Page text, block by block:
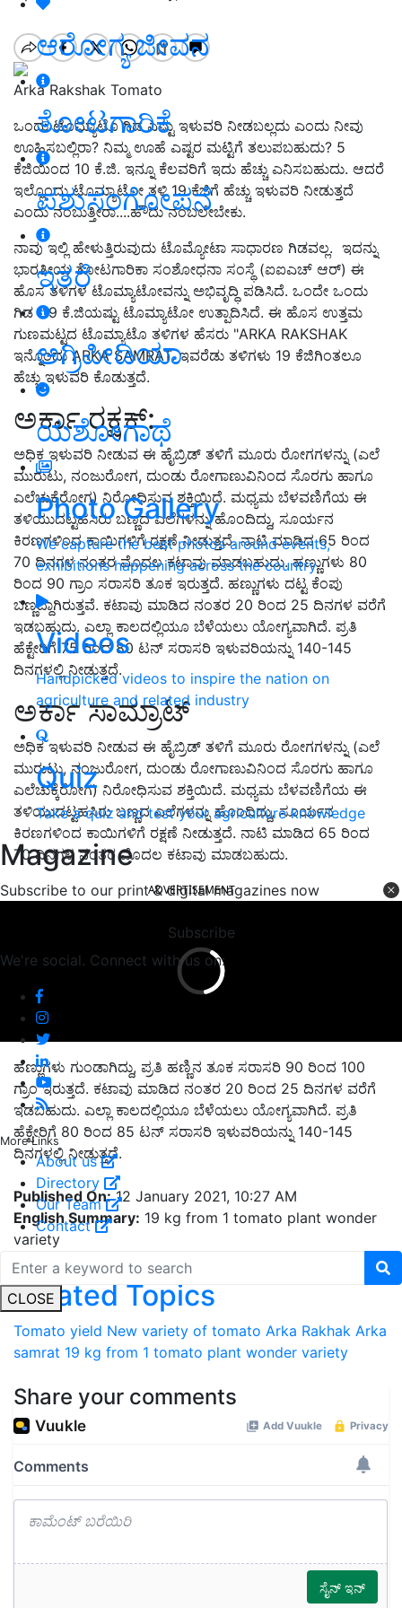
ಆರೋಗ್ಯ ಜೀವನ
ತೋಟಗಾರಿಕೆ
ಪಶುಸಂಗೋಪನೆ
ಇತರೆ
ಅಗ್ರಿಪೀಡಿಯಾ
ಯಶೋಗಾಥೆ
Photo Gallery
We capture the best photos around events,
exhibitions happening across the country
Videos
Handpicked videos to inspire the nation on
agriculture and related industry
Quiz
Take a quiz and test your agriculture knowledge
Magazine
Subscribe to our print & digital magazines now
Subscribe
We're social. Connect with us on:
More Links
About us
Directory
Our Team
Contact
CLOSE
Arka Rakshak Tomato
ಒಂದು ಟೊಮ್ಯಾಟೊ ಗಿಡ ಎಷ್ಟು ಇಳುವರಿ ನೀಡಬಲ್ಲದು ಎಂದು ನೀವು
ಊಹಿಸಬಲ್ಲಿರಾ? ನಿಮ್ಮ ಊಹೆ ಎಷ್ಟರ ಮಟ್ಟಿಗೆ ತಲುಪಬಹುದು? 5
ಕೆಜಿಯಿಂದ 10 ಕೆ.ಜಿ. ಇನ್ನೂ ಕೆಲವರಿಗೆ ಇದು ಹೆಚ್ಚು ಎನಿಸಬಹುದು. ಆದರೆ
ಇಲ್ಲೊಂದು ಟೊಮ್ಯಾಟೋ ತಳಿ 19 ಕೆಜಿಗೆ ಹೆಚ್ಚು ಇಳುವರಿ ನೀಡುತ್ತದೆ
ಎಂದು ನಂಬುತ್ತೀರಾ....ಹೌದು ನಂಬಲೇಬೇಕು.
ನಾವು ಇಲ್ಲಿ ಹೇಳುತ್ತಿರುವುದು ಟೊಮ್ಯೋಟಾ ಸಾಧಾರಣ ಗಿಡವಲ್ಲ. ಇದನ್ನು
ಭಾರತೀಯ ತೋಟಗಾರಿಕಾ ಸಂಶೋಧನಾ ಸಂಸ್ಥೆ (ಐಐಎಚ್ ಆರ್) ಈ
ಹೊಸ ತಳಿಗಳ ಟೊಮ್ಯಾಟೋವನ್ನು ಅಭಿವೃದ್ಧಿ ಪಡಿಸಿದೆ. ಒಂದೇ ಒಂದು
ಗಿಡ 19 ಕೆ.ಜಿಯಷ್ಟು ಟೊಮ್ಯಾಟೋ ಉತ್ಪಾದಿಸಿದೆ. ಈ ಹೊಸ ಉತ್ತಮ
ಗುಣಮಟ್ಟದ ಟೊಮ್ಯಾಟೊ ತಳಿಗಳ ಹೆಸರು "ARKA RAKSHAK
ಇನ್ನೊಂದು ARKA SAMRAT. ಇವರೆಡು ತಳಿಗಳು 19 ಕೆಜಿಗಿಂತಲೂ
ಹೆಚ್ಚು ಇಳುವರಿ ಕೊಡುತ್ತದೆ.
ಅರ್ಕಾ ರಕ್ಷಕ್:
ಅಧಿಕ ಇಳುವರಿ ನೀಡುವ ಈ ಹೈಬ್ರಿಡ್ ತಳಿಗೆ ಮೂರು ರೋಗಗಳನ್ನು (ಎಲೆ
ಮುರುಟು, ನಂಜುರೋಗ, ದುಂಡು ರೋಗಾಣುವಿನಿಂದ ಸೊರಗು ಹಾಗೂ
ಎಲೆಚುಕ್ಕೆರೋಗ) ನಿರೋಧಿಸುವ ಶಕ್ತಿಯಿದೆ. ಮಧ್ಯಮ ಬೆಳವಣಿಗೆಯ ಈ
ತಳಿಯುದಟ್ಟಹಸಿರು ಬಣ್ಣದ ಎಲೆಗಳನ್ನು ಹೊಂದಿದ್ದು, ಸೂರ್ಯನ
ಕಿರಣಗಳಿಂದ ಕಾಯಿಗಳಿಗೆ ರಕ್ಷಣೆ ನೀಡುತ್ತದೆ. ನಾಟಿ ಮಾಡಿದ 65 ರಿಂದ
70 ದಿನಗಳ ನಂತರ ಮೊದಲ ಕಟಾವು ಮಾಡಬಹುದು. ಹಣ್ಣುಗಳು 80
ರಿಂದ 90 ಗ್ರಾಂ ಸರಾಸರಿ ತೂಕ ಇರುತ್ತದೆ. ಹಣ್ಣುಗಳು ದಟ್ಟ ಕೆಂಪು
ಬಣ್ಣದ್ದಾಗಿರುತ್ತವೆ. ಕಟಾವು ಮಾಡಿದ ನಂತರ 20 ರಿಂದ 25 ದಿನಗಳ ವರೆಗೆ
ಇಡಬಹುದು. ಎಲ್ಲಾ ಕಾಲದಲ್ಲಿಯೂ ಬೆಳೆಯಲು ಯೋಗ್ಯವಾಗಿದೆ. ಪ್ರತಿ
ಹೆಕ್ಟೇರಿಗೆ 75 ರಿಂದ 80 ಟನ್ ಸರಾಸರಿ ಇಳುವರಿಯನ್ನು 140-145
ದಿನಗಳಲ್ಲಿ ನೀಡುತ್ತದೆ.
ಅರ್ಕಾ ಸಾಮ್ರಾಟ್
ಅಧಿಕ ಇಳುವರಿ ನೀಡುವ ಈ ಹೈಬ್ರಿಡ್ ತಳಿಗೆ ಮೂರು ರೋಗಗಳನ್ನು (ಎಲೆ
ಮುರುಟು, ನಂಜುರೋಗ, ದುಂಡು ರೋಗಾಣುವಿನಿಂದ ಸೊರಗು ಹಾಗೂ
ಎಲೆಚುಕ್ಕೆರೋಗ) ನಿರೋಧಿಸುವ ಶಕ್ತಿಯಿದೆ. ಮಧ್ಯಮ ಬೆಳವಣಿಗೆಯ ಈ
ತಳಿಯುದಟ್ಟಹಸಿರು ಬಣ್ಣದ ಎಲೆಗಳನ್ನು ಹೊಂದಿದ್ದು, ಸೂರ್ಯನ
ಕಿರಣಗಳಿಂದ ಕಾಯಿಗಳಿಗೆ ರಕ್ಷಣೆ ನೀಡುತ್ತದೆ. ನಾಟಿ ಮಾಡಿದ 65 ರಿಂದ
70 ದಿನಗಳ ನಂತರ ಮೊದಲ ಕಟಾವು ಮಾಡಬಹುದು.
ADVERTISEMENT
ಹಣ್ಣುಗಳು ಗುಂಡಾಗಿದ್ದು, ಪ್ರತಿ ಹಣ್ಣಿನ ತೂಕ ಸರಾಸರಿ 90 ರಿಂದ 100
ಗ್ರಾಂ ಇರುತ್ತದೆ. ಕಟಾವು ಮಾಡಿದ ನಂತರ 20 ರಿಂದ 25 ದಿನಗಳ ವರೆಗೆ
ಇಡಬಹುದು. ಎಲ್ಲಾ ಕಾಲದಲ್ಲಿಯೂ ಬೆಳೆಯಲು ಯೋಗ್ಯವಾಗಿದೆ. ಪ್ರತಿ
ಹೆಕ್ಟೇರಿಗೆ 80 ರಿಂದ 85 ಟನ್ ಸರಾಸರಿ ಇಳುವರಿಯನ್ನು 140-145
ದಿನಗಳಲ್ಲಿ ನೀಡುತ್ತದೆ.
Published On:12 January 2021, 10:27 AM
English Summary: 19 kg from 1 tomato plant wonder
variety
Related Topics
Tomato yield New variety of tomato Arka Rakhak Arka
samrat 19 kg from 1 tomato plant wonder variety
Share your comments